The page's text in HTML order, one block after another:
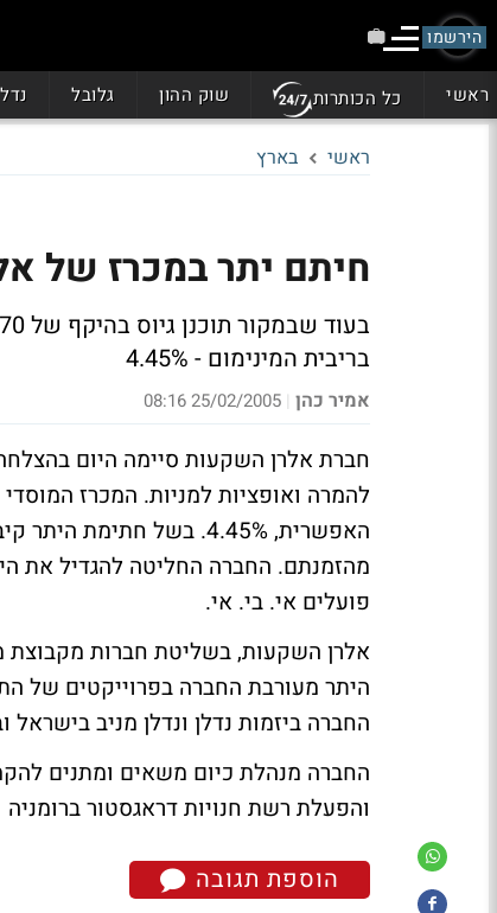
הירשמו
ראשי כל הכותרות שוק ההון גלובל
ראשי בארץ
חיתם יתר במכרז של אלרן:
בריבית המינימום - 4.45%
אמיר כהן |
25/02/2005 08:16
חברת אלרן השקעות סיימה היום
פועלים אי. בי. אי.
אלרן השקעות, בשליטת חברות מקבוצת
היתר מעורבת החברה בפרוייקטים של
החברה ביזמות נדלן ונדלן מניב
החברה מנהלת כיום משאים ומתנים
והפעלת רשת חנויות דראגסטור ברומניה
הוספת תגובה